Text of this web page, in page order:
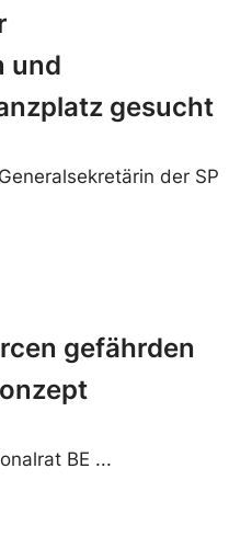
und
gesucht
der SP
gefährden
BE